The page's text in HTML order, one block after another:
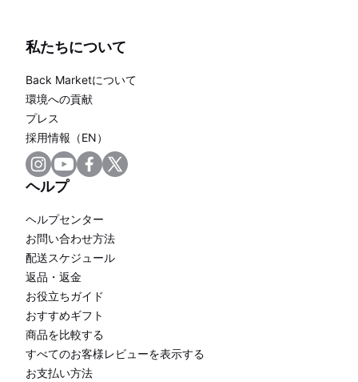
私たちについて
Back Marketについて
環境への貢献
プレス
採用情報（EN）
ヘルプ
ヘルプセンター
お問い合わせ方法
配送スケジュール
返品・返金
お役立ちガイド
おすすめギフト
商品を比較する
すべてのお客様レビューを表示する
お支払い方法